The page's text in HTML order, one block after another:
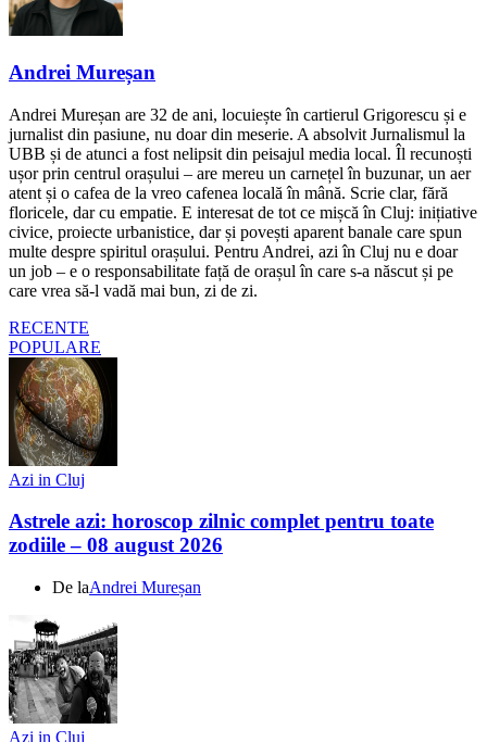
Andrei Mureșan
Andrei Mureșan are 32 de ani, locuiește în cartierul Grigorescu și e
jurnalist din pasiune, nu doar din meserie. A absolvit Jurnalismul la
UBB și de atunci a fost nelipsit din peisajul media local. Îl recunoști
ușor prin centrul orașului – are mereu un carnețel în buzunar, un aer
atent și o cafea de la vreo cafenea locală în mână. Scrie clar, fără
floricele, dar cu empatie. E interesat de tot ce mișcă în Cluj: inițiative
civice, proiecte urbanistice, dar și povești aparent banale care spun
multe despre spiritul orașului. Pentru Andrei, azi în Cluj nu e doar
un job – e o responsabilitate față de orașul în care s-a născut și pe
care vrea să-l vadă mai bun, zi de zi.
RECENTE
POPULARE
Azi in Cluj
Astrele azi: horoscop zilnic complet pentru toate
zodiile – 08 august 2026
De laAndrei Mureșan
Azi in Cluj